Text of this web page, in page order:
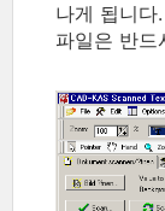
나게 됩니
파일은 반드